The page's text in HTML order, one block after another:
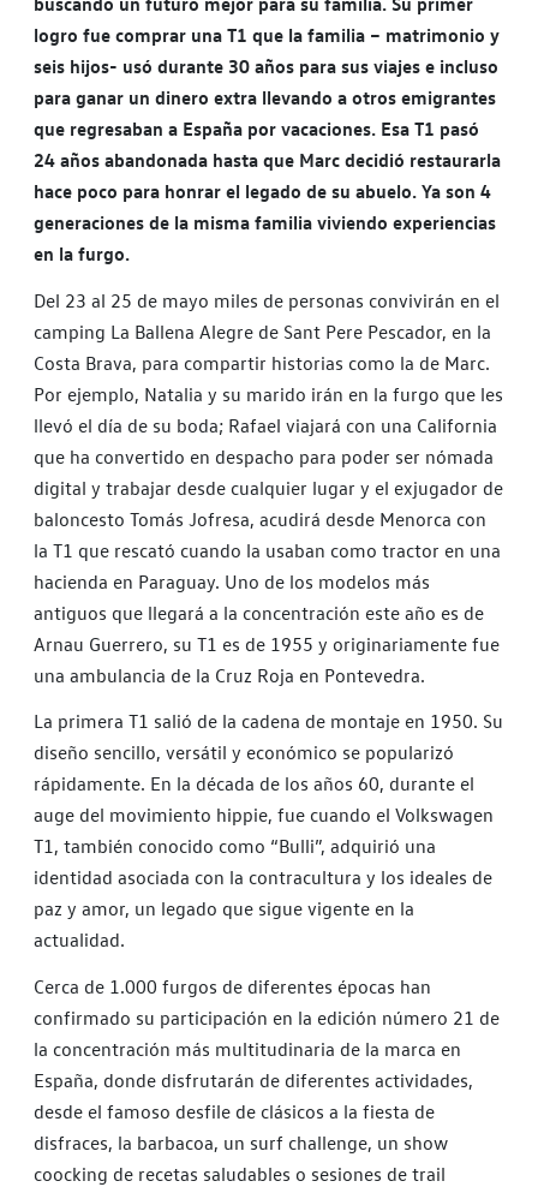
logro fue comprar una T1 que la familia – matrimonio y
seis hijos- usó durante 30 años para sus viajes e incluso
para ganar un dinero extra llevando a otros emigrantes
que regresaban a España por vacaciones. Esa T1 pasó
24 años abandonada hasta que Marc decidió restaurarla
hace poco para honrar el legado de su abuelo. Ya son 4
generaciones de la misma familia viviendo experiencias
en la furgo.
Del 23 al 25 de mayo miles de personas convivirán en el
camping La Ballena Alegre de Sant Pere Pescador, en la
Costa Brava, para compartir historias como la de Marc.
Por ejemplo, Natalia y su marido irán en la furgo que les
llevó el día de su boda; Rafael viajará con una California
que ha convertido en despacho para poder ser nómada
digital y trabajar desde cualquier lugar y el exjugador de
baloncesto Tomás Jofresa, acudirá desde Menorca con
la T1 que rescató cuando la usaban como tractor en una
hacienda en Paraguay. Uno de los modelos más
antiguos que llegará a la concentración este año es de
Arnau Guerrero, su T1 es de 1955 y originariamente fue
una ambulancia de la Cruz Roja en Pontevedra.
La primera T1 salió de la cadena de montaje en 1950. Su
diseño sencillo, versátil y económico se popularizó
rápidamente. En la década de los años 60, durante el
auge del movimiento hippie, fue cuando el Volkswagen
T1, también conocido como “Bulli”, adquirió una
identidad asociada con la contracultura y los ideales de
paz y amor, un legado que sigue vigente en la
actualidad.
Cerca de 1.000 furgos de diferentes épocas han
confirmado su participación en la edición número 21 de
la concentración más multitudinaria de la marca en
España, donde disfrutarán de diferentes actividades,
desde el famoso desfile de clásicos a la fiesta de
disfraces, la barbacoa, un surf challenge, un show
coocking de recetas saludables o sesiones de trail